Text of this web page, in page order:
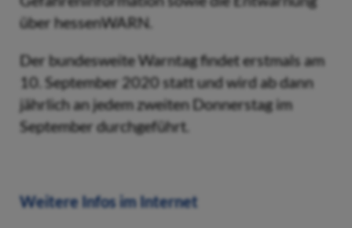
über hessenWARN.
Der bundesweite Warntag findet erstmals am
10. September 2020 statt und wird ab dann
jährlich an jedem zweiten Donnerstag im
September durchgeführt.
Weitere Infos im Internet